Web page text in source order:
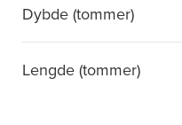
Dybde (tommer)
Lengde (tommer)